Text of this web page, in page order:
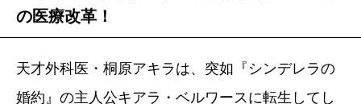
の医療改革！
天才外科医・桐原アキラは、突如『シンデレラの
婚約』の主人公キアラ・ベルワースに転生してし